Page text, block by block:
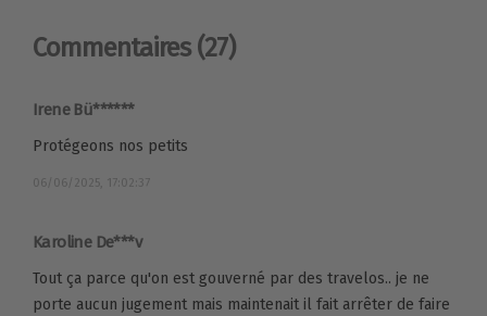
Commentaires (27)
Irene Bü******
Protégeons nos petits
06/06/2025, 17:02:37
Karoline De***v
Tout ça parce qu'on est gouverné par des travelos.. je ne
porte aucun jugement mais maintenait il fait arrêter de faire